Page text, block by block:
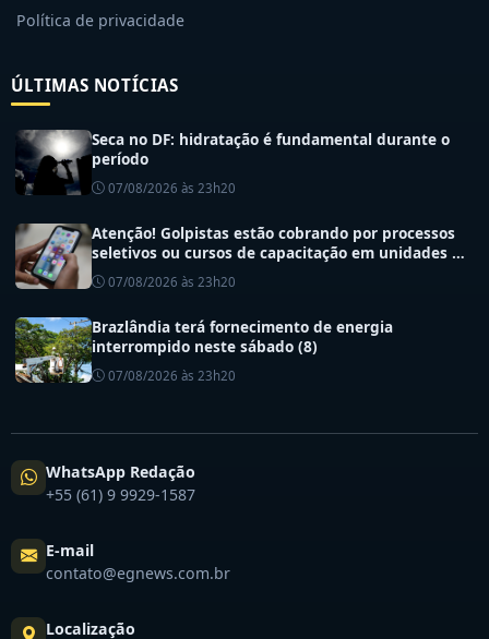
Política de privacidade
ÚLTIMAS NOTÍCIAS
Seca no DF: hidratação é fundamental durante o
período
07/08/2026 às 23h20
Atenção! Golpistas estão cobrando por processos
seletivos ou cursos de capacitação em unidades de
07/08/2026 às 23h20
Brazlândia terá fornecimento de energia
interrompido neste sábado (8)
07/08/2026 às 23h20
WhatsApp Redação
+55 (61) 9 9929-1587
E-mail
contato@egnews.com.br
Localização